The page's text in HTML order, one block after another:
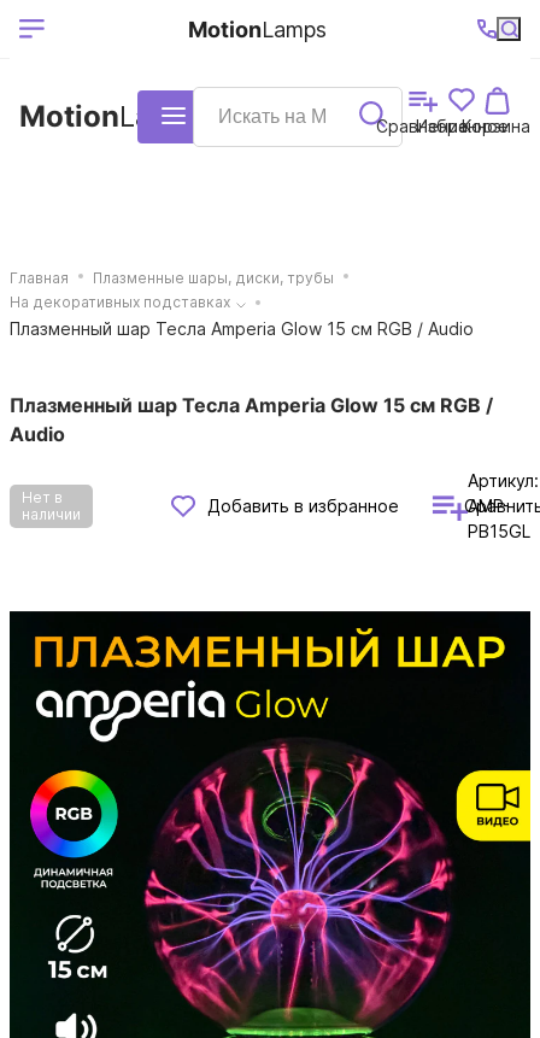
Ваш регион
Выберите ваш
+7 (495)740-
38-68
График
работы
MotionLamps Каталог Сравнение
Избранное
Корзина
MotionLamps
Главная
Плазменные шары, диски, трубы
На декоративных подставках
Плазменный шар Тесла Amperia Glow 15 см RGB / Audio
Плазменный шар Тесла Amperia Glow 15 см RGB /
Audio
Нет в
наличии
Добавить в избранное
Артикул:
AMP-
PB15GL